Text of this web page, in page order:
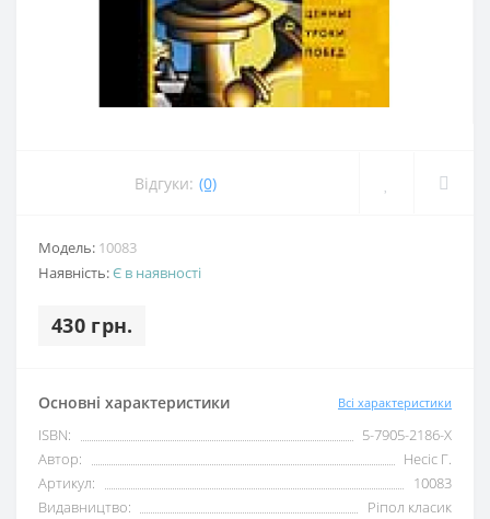
Відгуки: (0)
Модель: 10083
Наявність:Є в наявності
430 грн.
Основні характеристики Всі характеристики
ISBN:
5-7905-2186-Х
Автор:
Несіс Г.
Артикул:
10083
Видавництво:
Ріпол класик